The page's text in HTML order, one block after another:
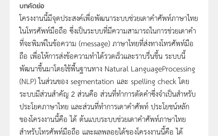
บทคัดย่อ
โครงงานนี้มีจุดประสงค์เพื่อพัฒนาระบบช่วยเดาคำศัพท์ภาษาไทย
ในโทรศัพท์มือถือ ซึ่งเป็นระบบที่มีความสามารถในการช่วยเดาคำ
ที่จะพิมพ์ในข้อความ (message) ภาษาไทยที่ส่งทางโทรศัพท์มือ
ถือ เพื่อให้การส่งข้อความทำได้รวดเร็วและราบรื่นขึ้น ระบบนี้
พัฒนาขึ้นมาโดยใช้พื้นฐานทาง Natural LanguageProcessing
(NLP) ในส่วนของ segmentation และ spelling check โดย
ระบบมีส่วนสำคัญ 2 ส่วนคือ ส่วนที่ทำการตัดคำซึ่งจำเป็นสำหรับ
ประโยคภาษาไทย และส่วนที่ทำการเดาคำศัพท์ ประโยชน์หลัก
ของโครงงานนี้คือ ได้ ต้นแบบระบบช่วยเดาคำศัพท์ภาษาไทย
สำหรับโทรศัพท์มือถือ และผลพลอยได้ของโครงงานนี้คือ ได้